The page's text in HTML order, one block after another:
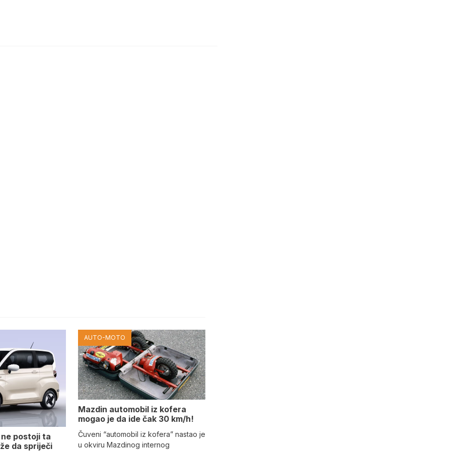
postoji ta
da spriječi
AUTO-MOTO
Mazdin automobil iz kofera
mogao je da ide čak 30 km/h!
Čuveni “automobil iz kofera” nastao je
u okviru Mazdinog internog